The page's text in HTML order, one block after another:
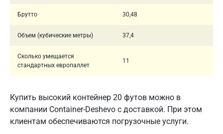
Брутто 30,48
Объем (кубические метры) 37,4
Сколько умещается
стандартных европаллет
11
Купить высокий контейнер 20 футов можно в
компании Container-Deshevo с доставкой. При этом
клиентам обеспечиваются погрузочные услуги.